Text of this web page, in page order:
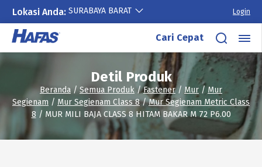
Lokasi Anda: SURABAYA BARAT Login
Lewati
konten
Cari Cepat
Detil Produk
Beranda / Semua Produk /Fastener/ Mur / Mur
Segienam / Mur Segienam Class 8/Mur Segienam Metric Class
8 / MUR MILI BAJA CLASS 8 HITAM BAKAR M 72 P6.00